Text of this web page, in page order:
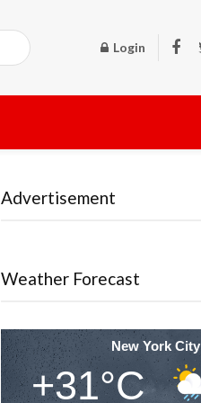
Login
Advertisement
Weather Forecast
New York City
+31°C